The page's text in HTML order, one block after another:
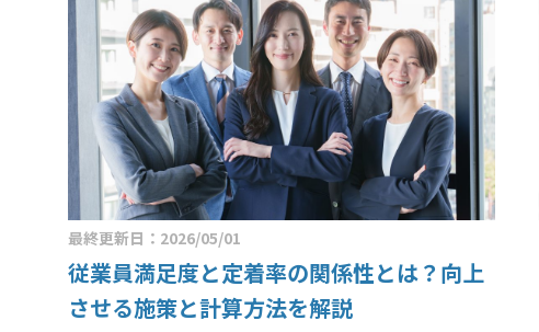
最終更新日：2026/05/01
従業員満足度と定着率の関係性とは？向上
させる施策と計算方法を解説